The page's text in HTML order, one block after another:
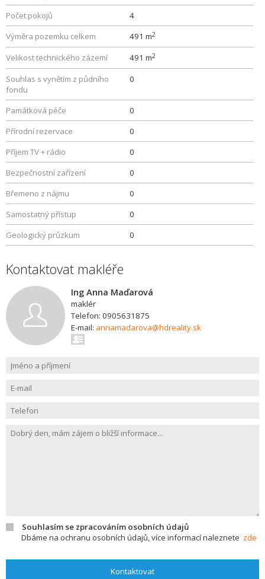
Počet pokojů
4
Výměra pozemku celkem
491 m2
Velikost technického zázemí 491 m2
Souhlas s vynětím z půdního
fondu
0
Památková péče
0
Přírodní rezervace
0
Příjem TV + rádio
0
Bezpečnostní zařízení
0
Břemeno z nájmu
0
Samostatný přístup
0
Geologický průzkum
0
Kontaktovat makléře
Ing Anna Maďarová
maklér
Telefon: 0905631875
E-mail: annamadarova@hdreality.sk
Souhlasím se zpracováním osobních údajů
Dbáme na ochranu osobních údajů, více informací naleznete zde
Kontaktovat